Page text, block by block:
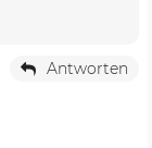
Antworten